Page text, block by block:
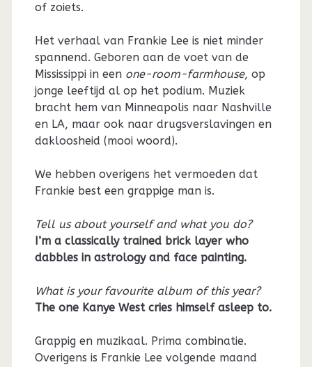
of zoiets.
Het verhaal van Frankie Lee is niet minder
spannend. Geboren aan de voet van de
Mississippi in een one-room-farmhouse, op
jonge leeftijd al op het podium. Muziek
bracht hem van Minneapolis naar Nashville
en LA, maar ook naar drugsverslavingen en
dakloosheid (mooi woord).
We hebben overigens het vermoeden dat
Frankie best een grappige man is.
Tell us about yourself and what you do?
I’m a classically trained brick layer who
dabbles in astrology and face painting.
What is your favourite album of this year?
The one Kanye West cries himself asleep to.
Grappig en muzikaal. Prima combinatie.
Overigens is Frankie Lee volgende maand